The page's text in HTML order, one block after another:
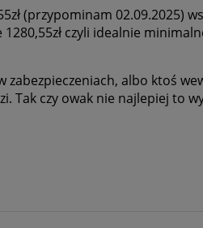
(przypominam 02.09.2025)
czyli idealnie
zabezpieczeniach, albo ktoś
Tak czy owak nie najlepiej to